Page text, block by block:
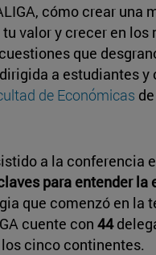
cómo crear una
valor y crecer en
que
a estudiantes y
de Económicas
a la conferencia
para entender la
que comenzó en la
cuente con 44
cinco continentes.